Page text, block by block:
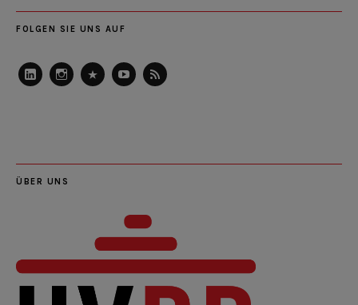
FOLGEN SIE UNS AUF
ÜBER UNS